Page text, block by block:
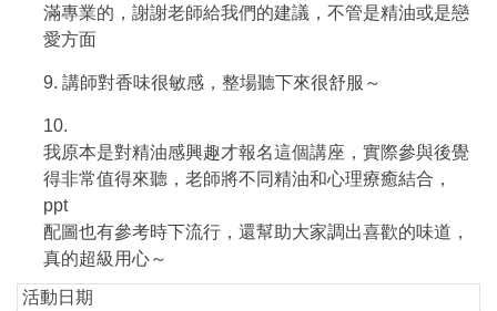
滿專業的，謝謝老師給我們的建議，不管是精油或是戀
愛方面
9. 講師對香味很敏感，整場聽下來很舒服～
10.
我原本是對精油感興趣才報名這個講座，實際參與後覺
得非常值得來聽，老師將不同精油和心理療癒結合，
ppt
配圖也有參考時下流行，還幫助大家調出喜歡的味道，
真的超級用心～
活動日期